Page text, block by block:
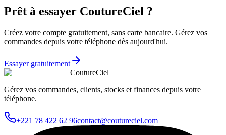
Prêt à essayer CoutureCiel ?
Créez votre compte gratuitement, sans carte bancaire. Gérez vos
commandes depuis votre téléphone dès aujourd'hui.
Essayer gratuitement
CoutureCiel
Gérez vos commandes, clients, stocks et finances depuis votre
téléphone.
+221 78 422 62 96contact@coutureciel.com